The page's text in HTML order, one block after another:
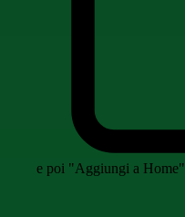
e poi "Aggiungi a Home"